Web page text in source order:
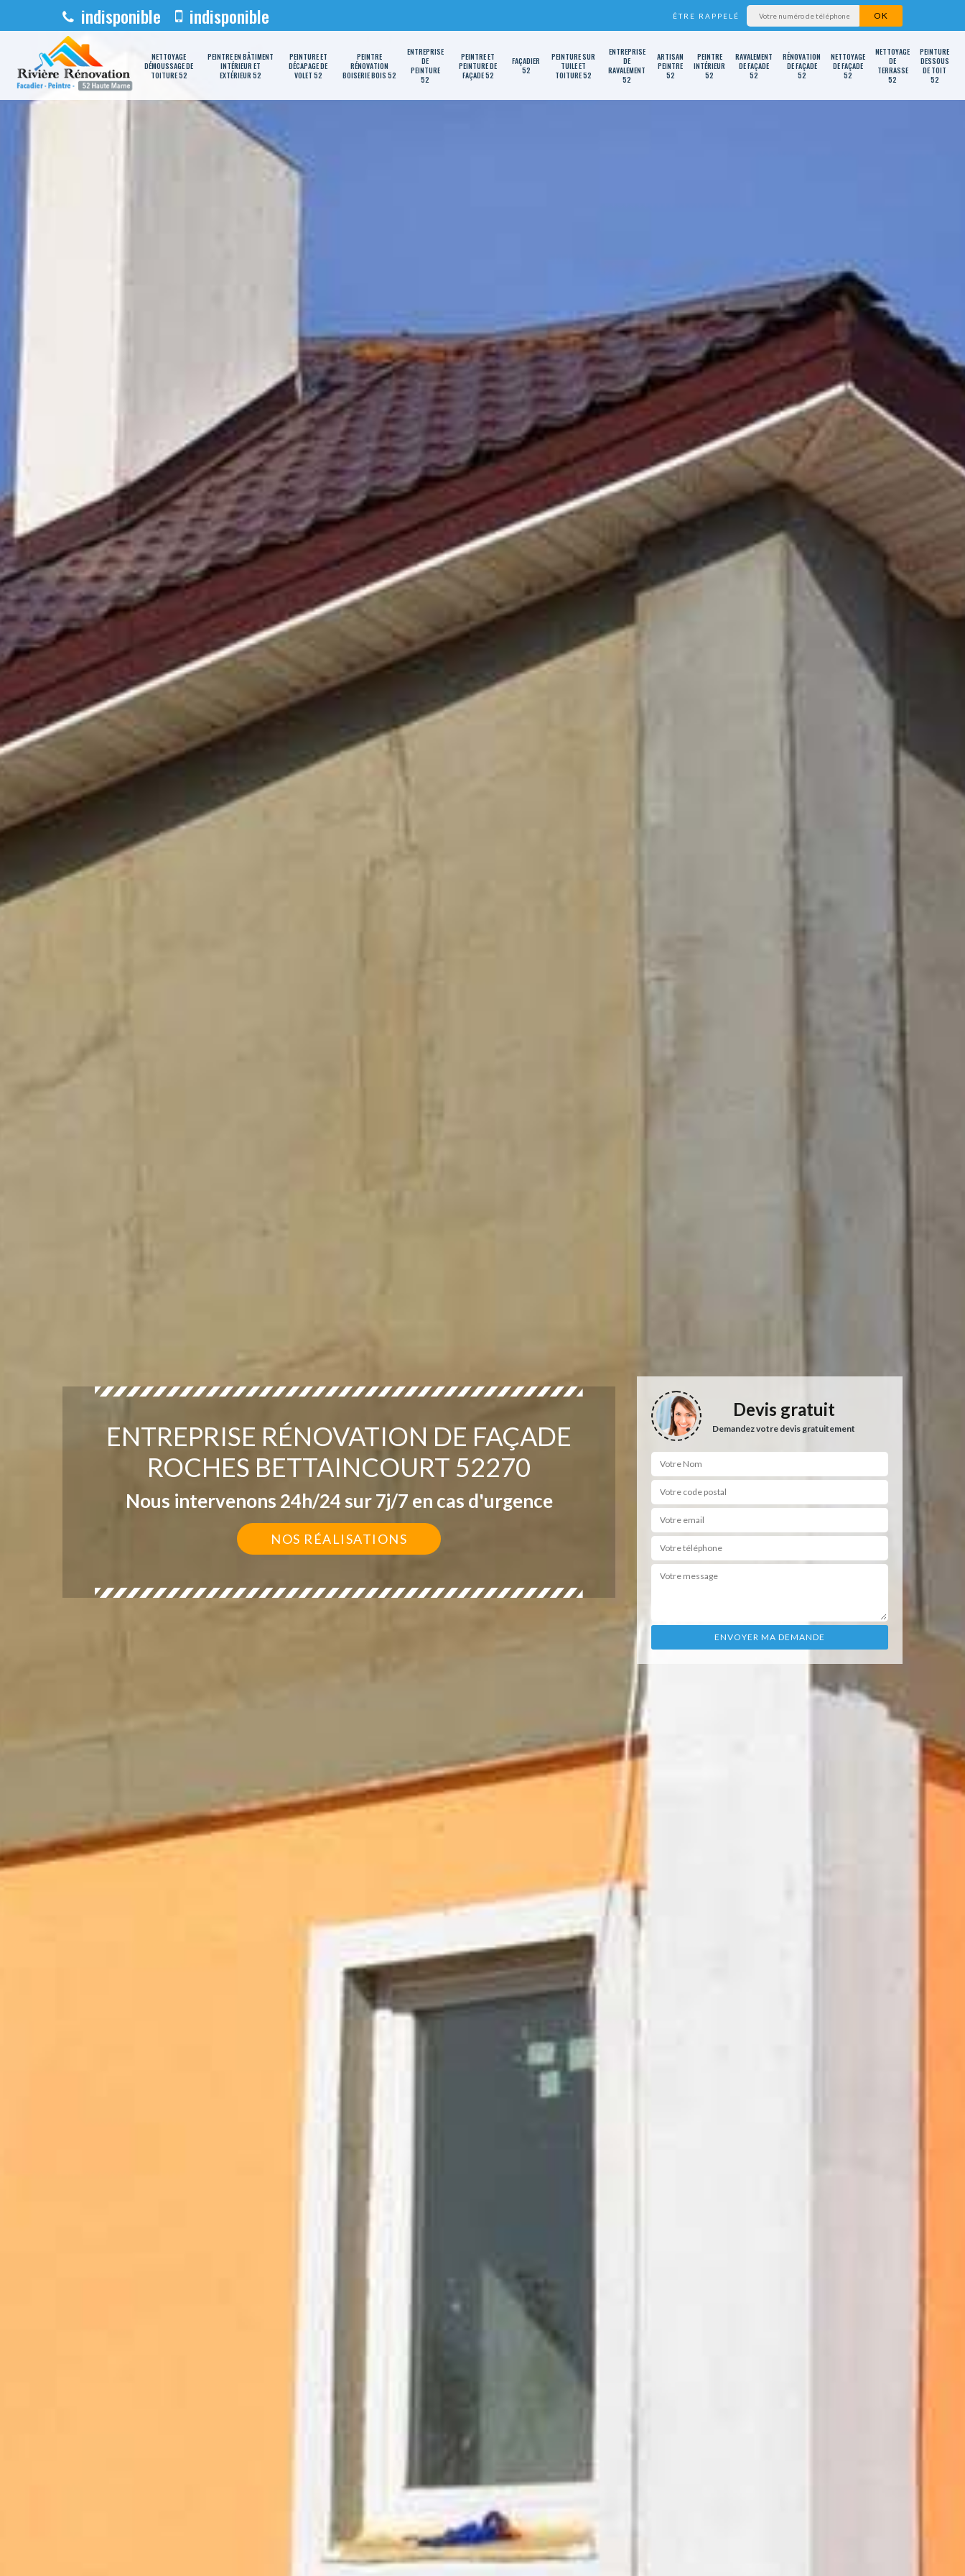
indisponible indisponible ÊTRE RAPPELÉ
NETTOYAGE
DÉMOUSSAGE DE
TOITURE 52
PEINTRE EN BÂTIMENT
INTÉRIEUR ET
EXTÉRIEUR 52
PEINTURE ET
DÉCAPAGE DE
VOLET 52
PEINTRE
RÉNOVATION
BOISERIE BOIS 52
ENTREPRISE
DE
PEINTURE
52
PEINTRE ET
PEINTURE DE
FAÇADE 52
FAÇADIER
52
PEINTURE SUR
TUILE ET
TOITURE 52
ENTREPRISE
DE
RAVALEMENT
52
ARTISAN
PEINTRE
52
PEINTRE
INTÉRIEUR
52
RAVALEMENT
DE FAÇADE
52
RÉNOVATION
DE FAÇADE
52
NETTOYAGE
DE FAÇADE
52
NETTOYAGE
DE
TERRASSE
52
PEINTURE
DESSOUS
DE TOIT
52
ENTREPRISE RÉNOVATION DE FAÇADE
ROCHES BETTAINCOURT 52270
Nous intervenons 24h/24 sur 7j/7 en cas d'urgence
NOS RÉALISATIONS
Devis gratuit
Demandez votre devis gratuitement